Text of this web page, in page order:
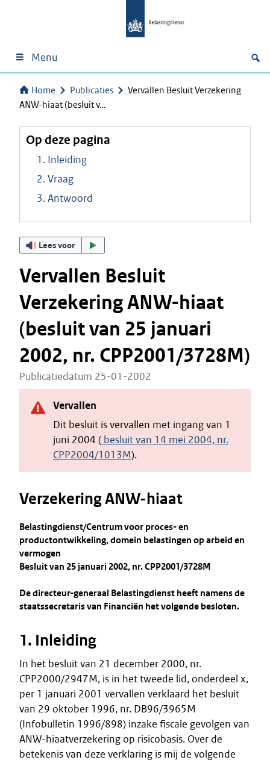
Menu
Home Publicaties
Vervallen Besluit Verzekering
ANW-hiaat (besluit v…
Op deze pagina
1. Inleiding
2. Vraag
3. Antwoord
Lees voor
Vervallen Besluit
Verzekering ANW-hiaat
(besluit van 25 januari
2002, nr. CPP2001/3728M)
Publicatiedatum 25-01-2002
Vervallen
Dit besluit is vervallen met ingang van 1
juni 2004 ( besluit van 14 mei 2004, nr.
CPP2004/1013M).
Verzekering ANW-hiaat
Belastingdienst/Centrum voor proces- en
productontwikkeling, domein belastingen op arbeid en
vermogen
Besluit van 25 januari 2002, nr. CPP2001/3728M
De directeur-generaal Belastingdienst heeft namens de
staatssecretaris van Financiën het volgende besloten.
1. Inleiding
In het besluit van 21 december 2000, nr.
CPP2000/2947M, is in het tweede lid, onderdeel x,
per 1 januari 2001 vervallen verklaard het besluit
van 29 oktober 1996, nr. DB96/3965M
(Infobulletin 1996/898) inzake fiscale gevolgen van
ANW-hiaatverzekering op risicobasis. Over de
betekenis van deze verklaring is mij de volgende